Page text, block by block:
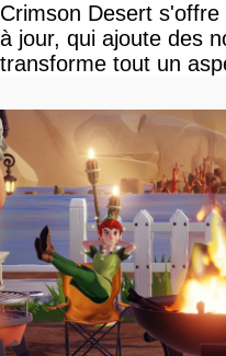
Crimson Desert
à jour, qui ajoute des
transforme tout un